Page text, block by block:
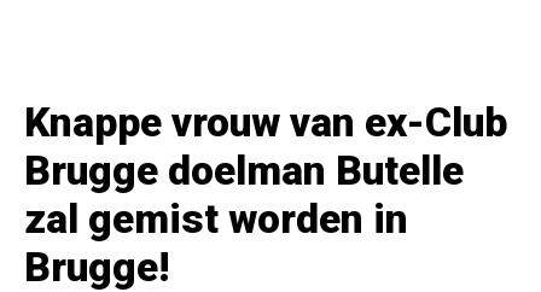
Knappe vrouw van ex-Club
Brugge doelman Butelle
zal gemist worden in
Brugge!